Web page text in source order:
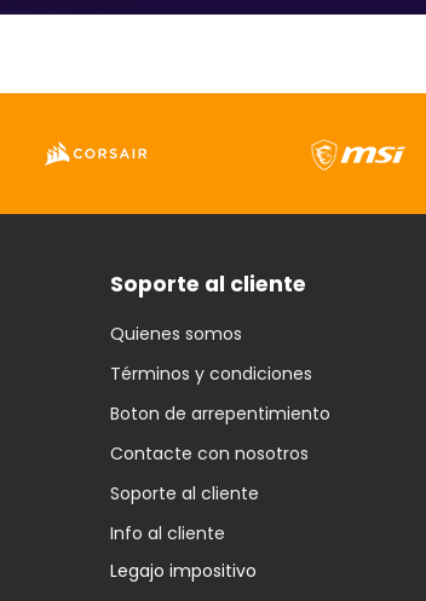
Soporte al cliente
Quienes somos
Términos y condiciones
Boton de arrepentimiento
Contacte con nosotros
Soporte al cliente
Info al cliente
Legajo impositivo